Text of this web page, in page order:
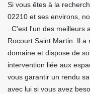
Si vous êtes à la
02210 et ses environs,
. C'est l'un des
Rocourt Saint Martin. Il
domaine et dispose de
intervention liée aux
vous garantir un rendu
avec lui si vous avez